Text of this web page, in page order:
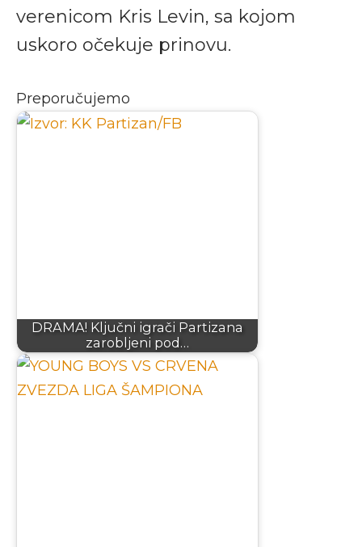
verenicom Kris Levin, sa kojom
uskoro očekuje prinovu.
Preporučujemo
DRAMA! Ključni igrači Partizana
zarobljeni pod…